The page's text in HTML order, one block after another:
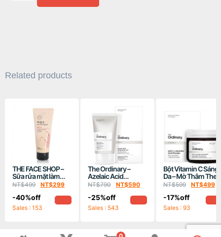
Related products
THE FACE SHOP –
Sữa rửa mặt làm
trắng sâu (150ml)
NT$499 NT$299
-40%off
Sales : 153
The Ordinary –
Azelaic Acid
Suspension 10% trị
NT$790 NT$590
-25%off
Sales : 543
Bột Vitamin C Sáng
Da – Mờ Thâm The
Ordinary Vitamin-C
Acid Powder 20gr
NT$599 NT$499
-17%off
Sales : 93